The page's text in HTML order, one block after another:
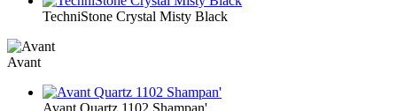
TechniStone Crystal Misty Black
Avant